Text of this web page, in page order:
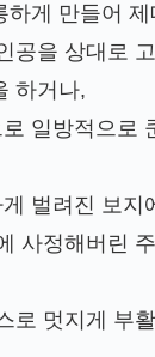
하게 만들어
공을 상대로
하거나,
일방적으로
벌려진 보지
사정해버린
로 멋지게 부